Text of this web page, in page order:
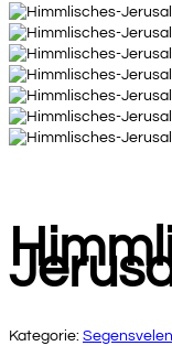
Kategorie: Segensvelen